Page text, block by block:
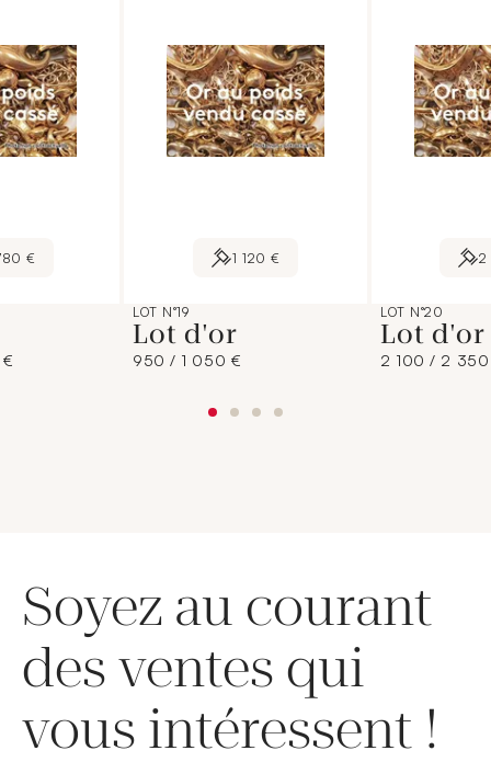
€ 1 120 €
LOT N°19
Lot d'or
950 / 1 050 €
2
LOT N°20
Lot d'or
2 100 / 2
Soyez au courant
des ventes qui
vous intéressent !